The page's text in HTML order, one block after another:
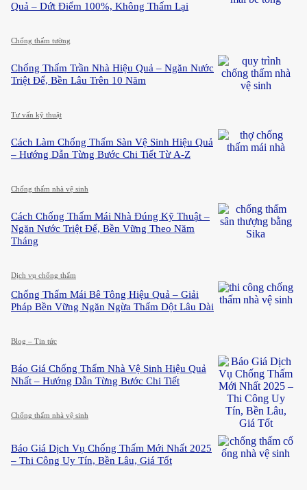
Quả – Dứt Điểm 100%, Không Thấm Lại
Chống thấm tường
Chống Thấm Trần Nhà Hiệu Quả – Ngăn Nước
Triệt Để, Bền Lâu Trên 10 Năm
Tư vấn kỹ thuật
Cách Làm Chống Thấm Sàn Vệ Sinh Hiệu Quả
– Hướng Dẫn Từng Bước Chi Tiết Từ A-Z
Chống thấm nhà vệ sinh
Cách Chống Thấm Mái Nhà Đúng Kỹ Thuật –
Ngăn Nước Triệt Để, Bền Vững Theo Năm
Tháng
Dịch vụ chống thấm
Chống Thấm Mái Bê Tông Hiệu Quả – Giải
Pháp Bền Vững Ngăn Ngừa Thấm Dột Lâu Dài
Blog – Tin tức
Báo Giá Chống Thấm Nhà Vệ Sinh Hiệu Quả
Nhất – Hướng Dẫn Từng Bước Chi Tiết
Chống thấm nhà vệ sinh
Báo Giá Dịch Vụ Chống Thấm Mới Nhất 2025
– Thi Công Uy Tín, Bền Lâu, Giá Tốt